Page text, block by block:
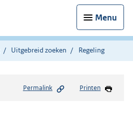
Menu
Uitgebreid zoeken Regeling
Permalink Printen